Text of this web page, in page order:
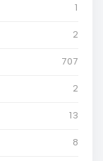
1
2
707
2
13
8